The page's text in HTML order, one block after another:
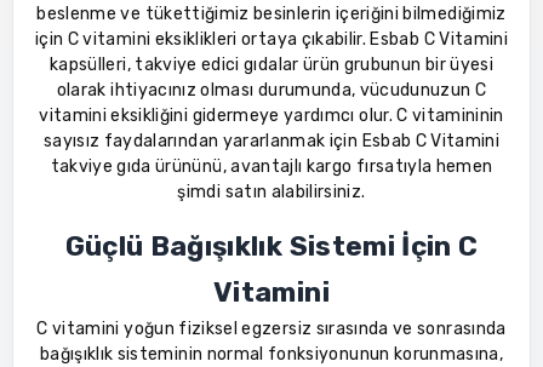
beslenme ve tükettiğimiz besinlerin içeriğini bilmediğimiz
için C vitamini eksiklikleri ortaya çıkabilir. Esbab C Vitamini
kapsülleri, takviye edici gıdalar ürün grubunun bir üyesi
olarak ihtiyacınız olması durumunda, vücudunuzun C
vitamini eksikliğini gidermeye yardımcı olur. C vitamininin
sayısız faydalarından yararlanmak için Esbab C Vitamini
takviye gıda ürününü, avantajlı kargo fırsatıyla hemen
şimdi satın alabilirsiniz.
Güçlü Bağışıklık Sistemi İçin C
Vitamini
C vitamini yoğun fiziksel egzersiz sırasında ve sonrasında
bağışıklık sisteminin normal fonksiyonunun korunmasına,